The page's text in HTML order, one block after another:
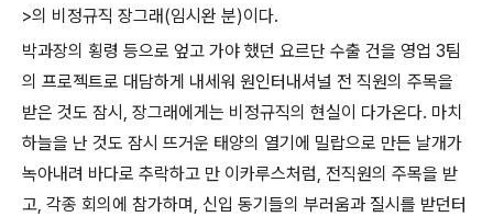
>의 비정규직 장그래(임시완 분)이다.
박과장의 횡령 등으로 엎고 가야 했던 요르단 수출 건을 영업 3팀
의 프로젝트로 대담하게 내세워 원인터내셔널 전 직원의 주목을
받은 것도 잠시, 장그래에게는 비정규직의 현실이 다가온다. 마치
하늘을 난 것도 잠시 뜨거운 태양의 열기에 밀랍으로 만든 날개가
녹아내려 바다로 추락하고 만 이카루스처럼, 전직원의 주목을 받
고, 각종 회의에 참가하며, 신입 동기들의 부러움과 질시를 받던터